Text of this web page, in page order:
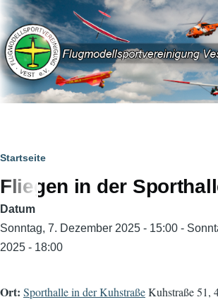
Direkt zum Inhalt
Pfadnavigation
Startseite
Fliegen in der
Datum
Sonntag, 7. Dezember 2025 - 15:00 -
2025 - 18:00
Ort: Sporthalle in der KuhstraßeKuhstraße 51,